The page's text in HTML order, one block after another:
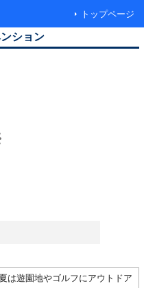
トップページ
ション
は遊園地やゴルフにアウトドア